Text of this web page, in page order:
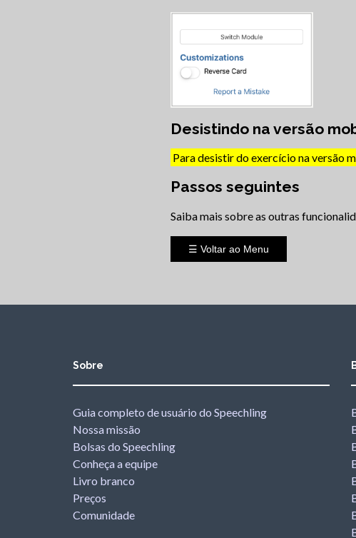
Desistindo na versão
Para desistir do exercício na versão
Passos seguintes
Saiba mais sobre as outras
☰ Voltar ao Menu
Sobre
Guia completo de usuário do Speechling
Nossa missão
Bolsas do Speechling
Conheça a equipe
Livro branco
Preços
Comunidade